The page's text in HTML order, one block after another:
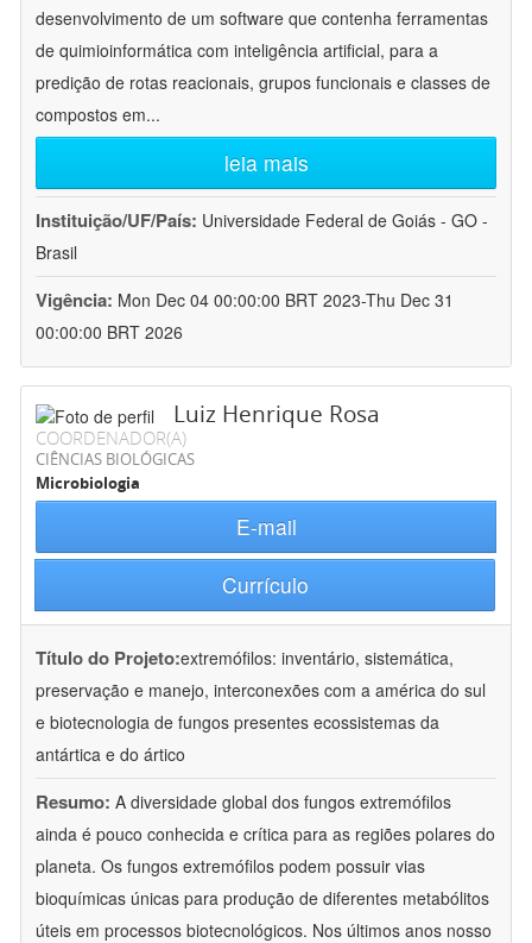
desenvolvimento de um software que contenha ferramentas
de quimioinformática com inteligência artificial, para a
predição de rotas reacionais, grupos funcionais e classes de
compostos em...
leia mais
Instituição/UF/País: Universidade Federal de Goiás - GO -
Brasil
Vigência: Mon Dec 04 00:00:00 BRT 2023-Thu Dec 31
00:00:00 BRT 2026
Luiz Henrique Rosa
COORDENADOR(A)
CIÊNCIAS BIOLÓGICAS
Microbiologia
E-mail
Currículo
Título do Projeto:extremófilos: inventário, sistemática,
preservação e manejo, interconexões com a américa do sul
e biotecnologia de fungos presentes ecossistemas da
antártica e do ártico
Resumo: A diversidade global dos fungos extremófilos
ainda é pouco conhecida e crítica para as regiões polares do
planeta. Os fungos extremófilos podem possuir vias
bioquímicas únicas para produção de diferentes metabólitos
úteis em processos biotecnológicos. Nos últimos anos nosso